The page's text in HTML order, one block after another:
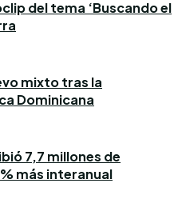
del tema ‘Buscando el
mixto tras la
Dominicana
7,7 millones de
más interanual